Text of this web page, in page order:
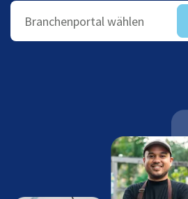
Branchenportal wählen